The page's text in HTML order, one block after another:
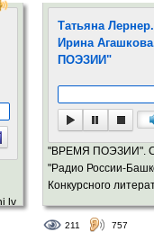
Татьяна
Ирина
ПОЭЗИИ"
"ВРЕМЯ ПОЭЗИИ".
"Радио России-
Конкурсного
211 757